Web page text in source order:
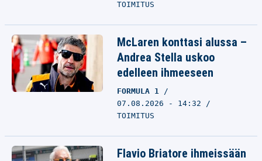
TOIMITUS
McLaren konttasi alussa –
Andrea Stella uskoo
edelleen ihmeeseen
FORMULA 1
07.08.2026 - 14:32
TOIMITUS
Flavio Briatore ihmeissään